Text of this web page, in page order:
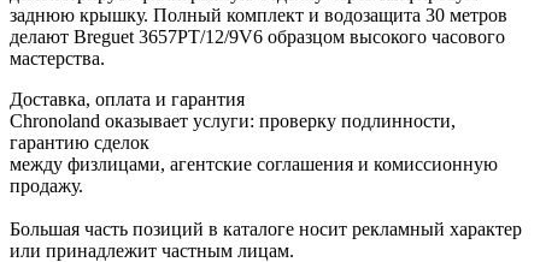
заднюю крышку. Полный комплект и водозащита 30 метров
делают Breguet 3657PT/12/9V6 образцом высокого часового
мастерства.
Доставка, оплата и гарантия
Chronoland оказывает услуги: проверку подлинности,
гарантию сделок
между физлицами, агентские соглашения и комиссионную
продажу.
Большая часть позиций в каталоге носит рекламный характер
или принадлежит частным лицам.